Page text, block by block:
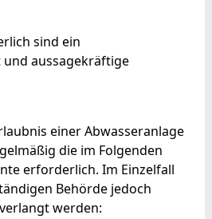
sind ein
aussagekräftige
einer Abwasseranlage
die im Folgenden
erforderlich. Im Einzelfall
Behörde jedoch
werden: